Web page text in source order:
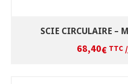
SCIE CIRCULAIRE –
68,40€ TTC